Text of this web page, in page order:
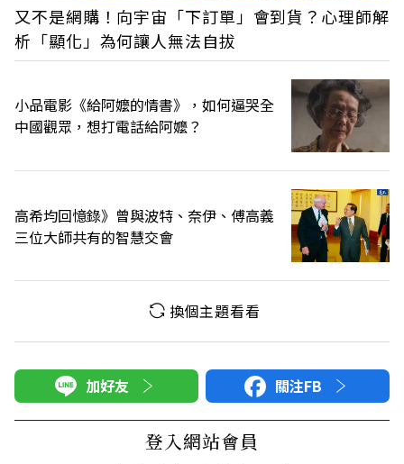
又不是網購！向宇宙「下訂單」會到貨？心理師解
析「顯化」為何讓人無法自拔
小品電影《給阿嬤的情書》，如何逼哭全
中國觀眾，想打電話給阿嬤？
高希均回憶錄》曾與波特、奈伊、傅高義
三位大師共有的智慧交會
換個主題看看
加好友 關注FB
登入網站會員